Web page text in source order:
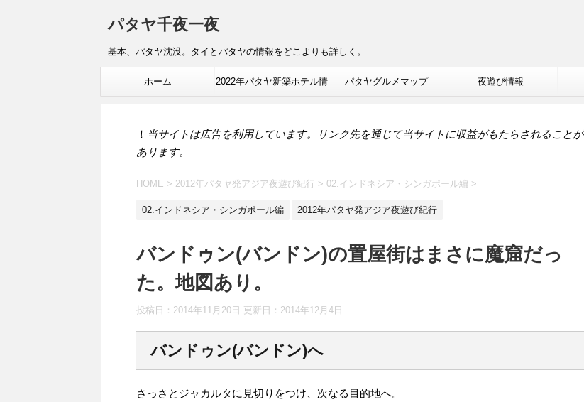
パタヤ千夜一夜
基本、パタヤ沈没。タイとパタヤの情報をどこよりも詳しく。
ホーム 2022年パタヤ新築ホテル情 パタヤグルメマップ 夜遊び情報
！ 当サイトは広告を利用しています。リンク先を通じて当サイトに収益がもたらされることが
あります。
HOME > 2012年パタヤ発アジア夜遊び紀行 > 02.インドネシア・シンガポール編 >
02.インドネシア・シンガポール編 2012年パタヤ発アジア夜遊び紀行
バンドゥン(バンドン)の置屋街はまさに魔窟だっ
た。地図あり。
投稿日：2014年11月20日 更新日： 2014年12月4日
バンドゥン(バンドン)へ
さっさとジャカルタに見切りをつけ、次なる目的地へ。